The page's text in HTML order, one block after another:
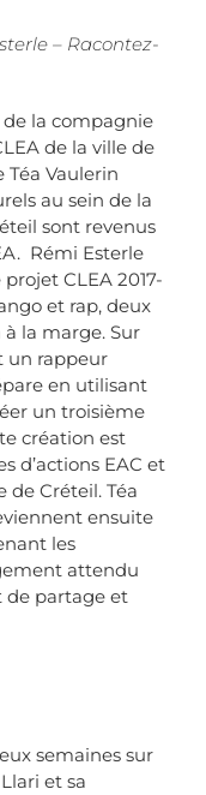
– Racontez-
la compagnie
de la ville de
Téa Vaulerin
au sein de la
sont revenus
Rémi Esterle
CLEA 2017-
et rap, deux
la marge. Sur
un rappeur
en utilisant
un troisième
création est
d’actions EAC et
Créteil. Téa
ensuite
les
attendu
de partage et
semaines sur
et sa